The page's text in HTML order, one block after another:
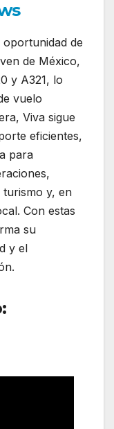
de
de México,
y A321, lo
vuelo
Viva sigue
eficientes,
para
y, en
Con estas
su
y el